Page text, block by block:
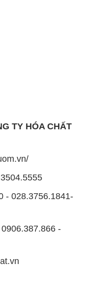
TY HÓA CHẤT
- 028.3756.1841-
-